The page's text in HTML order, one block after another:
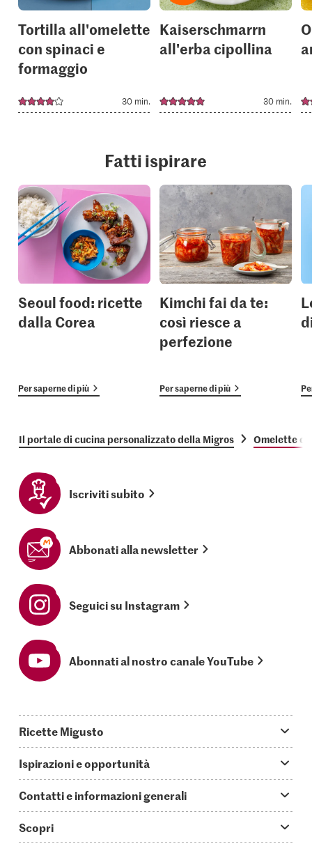
Tortilla all'omelette
con spinaci e
formaggio
30 min.
Kaiserschmarrn
all'erba cipollina
30 min.
Fatti ispirare
Seoul food: ricette
dalla Corea
Per saperne di più
Kimchi fai da te:
così riesce a
perfezione
Per saperne di più
Il portale di cucina personalizzato della Migros Omelette
Iscriviti subito
Abbonati alla newsletter
Seguici su Instagram
Abonnati al nostro canale YouTube
Ricette Migusto
Oggi cucino
Piatti principali
Ricette semplici & veloci
Ispirazioni e opportunità
Storie
Video How to
Contatti e informazioni generali
Guida alle abbreviazioni
Scopri